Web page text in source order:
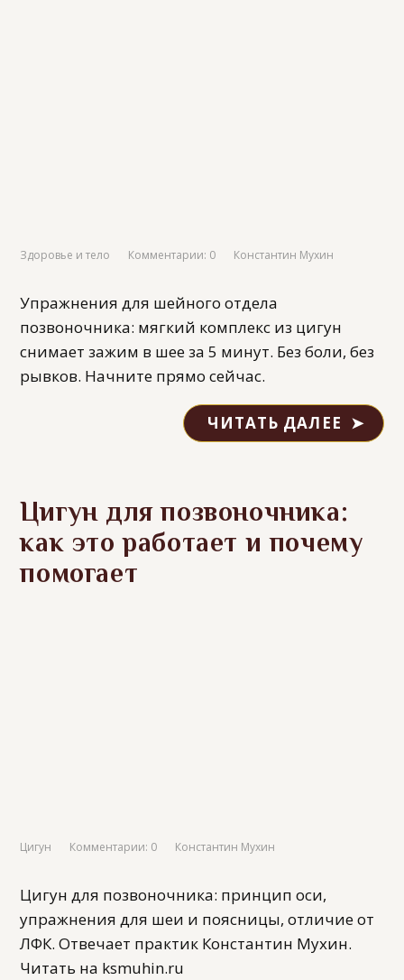
Здоровье и тело Комментарии: 0 Константин Мухин
Упражнения для шейного отдела
позвоночника: мягкий комплекс из цигун
снимает зажим в шее за 5 минут. Без боли, без
рывков. Начните прямо сейчас.
ЧИТАТЬ ДАЛЕЕ
Цигун для позвоночника:
как это работает и почему
помогает
Цигун Комментарии: 0 Константин Мухин
Цигун для позвоночника: принцип оси,
упражнения для шеи и поясницы, отличие от
ЛФК. Отвечает практик Константин Мухин.
Читать на ksmuhin.ru